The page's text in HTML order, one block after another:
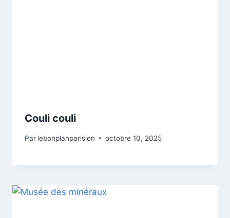
Couli couli
Par lebonplanparisien octobre 10, 2025